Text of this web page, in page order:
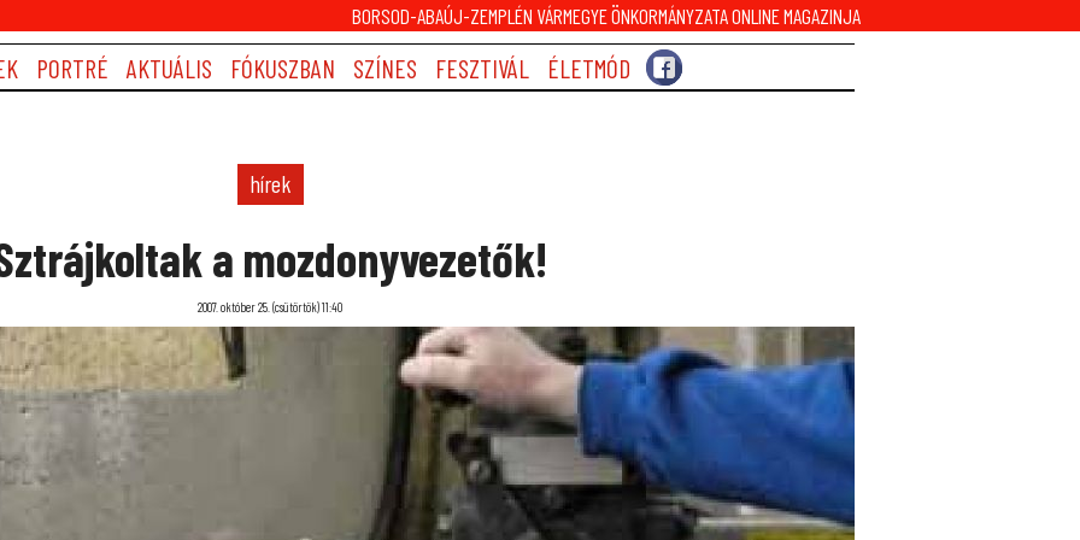
BORSOD-ABAÚJ-ZEMPLÉN VÁRMEGYE ÖNKORMÁNYZATA ONLINE MAGAZINJA
PORTRÉ AKTUÁLIS FÓKUSZBAN SZÍNES FESZTIVÁL ÉLETMÓD
hírek
a mozdonyvezetők!
2007. október 25. (csütörtök) 11:40